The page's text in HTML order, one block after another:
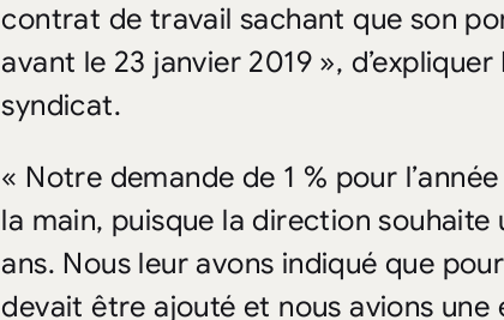
contrat de travail sachant que son
avant le 23 janvier 2019 »,
syndicat.
« Notre demande de 1 % pour
la main, puisque la direction
ans. Nous leur avons indiqué que
devait être ajouté et nous avions une